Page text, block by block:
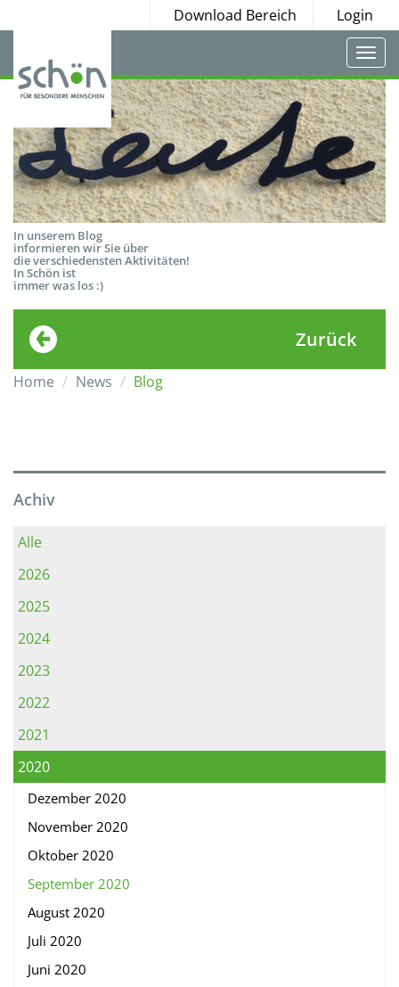
Download Bereich Login
In unserem Blog
informieren wir Sie über
die verschiedensten Aktivitäten!
In Schön ist
immer was los :)
Zurück
Home News Blog
Achiv
Alle
2026
2025
2024
2023
2022
2021
2020
Dezember 2020
November 2020
Oktober 2020
September 2020
August 2020
Juli 2020
Juni 2020